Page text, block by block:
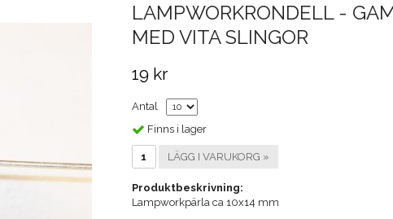
LAMPWORKRONDELL -
MED VITA SLINGOR
19 kr
Antal
Finns i lager
LÄGG I VARUKORG »
Produktbeskrivning:
Lampworkpärla ca 10x14 mm